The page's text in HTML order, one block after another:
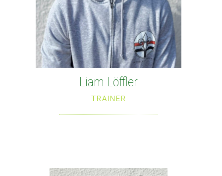
Liam Löffler
TRAINER